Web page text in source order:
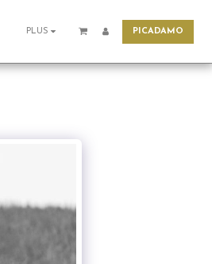
PLUS PICADAMO